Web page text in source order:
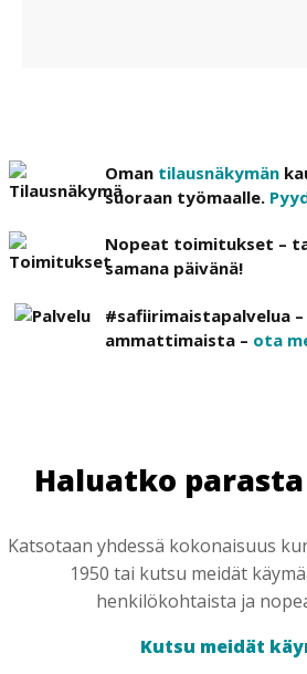
Oman tilausnäkymän
suoraan työmaalle.
Nopeat toimitukset –
samana päivänä!
#safiirimaistapalvelua –
ammattimaista – ota
Haluatko
Katsotaan yhdessä kokonaisuus
1950 tai kutsu meidät
henkilökohtaista ja
Kutsu meidät